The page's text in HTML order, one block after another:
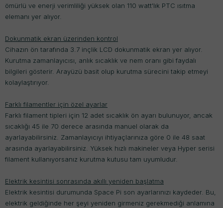
ömürlü ve enerji verimliliği yüksek olan 110 watt'lık PTC ısıtma
elemanı yer alıyor.
Dokunmatik ekran üzerinden kontrol
Cihazın ön tarafında 3.7 inçlik LCD dokunmatik ekran yer alıyor.
Kurutma zamanlayıcısı, anlık sıcaklık ve nem oranı gibi faydalı
bilgileri gösterir. Arayüzü basit olup kurutma sürecini takip etmeyi
kolaylaştırıyor.
Farklı filamentler için özel ayarlar
Farklı filament tipleri için 12 adet sıcaklık ön ayarı bulunuyor, ancak
sıcaklığı 45 ile 70 derece arasında manuel olarak da
ayarlayabilirsiniz. Zamanlayıcıyı ihtiyaçlarınıza göre 0 ile 48 saat
arasında ayarlayabilirsiniz. Yüksek hızlı makineler veya Hyper serisi
filament kullanıyorsanız kurutma kutusu tam uyumludur.
Elektrik kesintisi sonrasında akıllı yeniden başlatma
Elektrik kesintisi durumunda Space Pi son ayarlarınızı kaydeder. Bu,
elektrik geldiğinde her şeyi yeniden girmeniz gerekmediği anlamına